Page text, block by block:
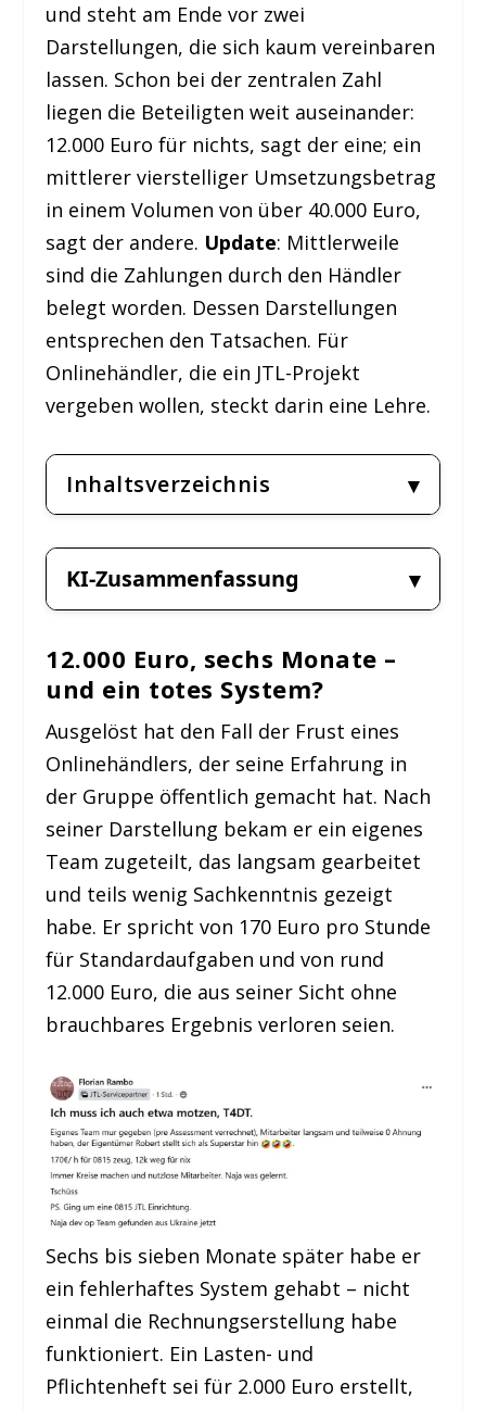
und steht am Ende vor zwei
Darstellungen, die sich kaum vereinbaren
lassen. Schon bei der zentralen Zahl
liegen die Beteiligten weit auseinander:
12.000 Euro für nichts, sagt der eine; ein
mittlerer vierstelliger Umsetzungsbetrag
in einem Volumen von über 40.000 Euro,
sagt der andere. Update: Mittlerweile
sind die Zahlungen durch den Händler
belegt worden. Dessen Darstellungen
entsprechen den Tatsachen. Für
Onlinehändler, die ein JTL-Projekt
vergeben wollen, steckt darin eine Lehre.
Inhaltsverzeichnis
KI-Zusammenfassung
12.000 Euro, sechs Monate –
und ein totes System?
Ausgelöst hat den Fall der Frust eines
Onlinehändlers, der seine Erfahrung in
der Gruppe öffentlich gemacht hat. Nach
seiner Darstellung bekam er ein eigenes
Team zugeteilt, das langsam gearbeitet
und teils wenig Sachkenntnis gezeigt
habe. Er spricht von 170 Euro pro Stunde
für Standardaufgaben und von rund
12.000 Euro, die aus seiner Sicht ohne
brauchbares Ergebnis verloren seien.
Sechs bis sieben Monate später habe er
ein fehlerhaftes System gehabt – nicht
einmal die Rechnungserstellung habe
funktioniert. Ein Lasten- und
Pflichtenheft sei für 2.000 Euro erstellt,